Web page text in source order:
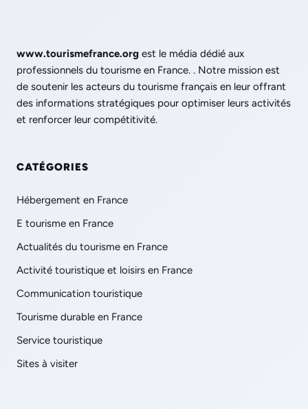
www.tourismefrance.org est le média dédié aux
professionnels du tourisme en France. . Notre mission est
de soutenir les acteurs du tourisme français en leur offrant
des informations stratégiques pour optimiser leurs activités
et renforcer leur compétitivité.
CATÉGORIES
Hébergement en France
E tourisme en France
Actualités du tourisme en France
Activité touristique et loisirs en France
Communication touristique
Tourisme durable en France
Service touristique
Sites à visiter